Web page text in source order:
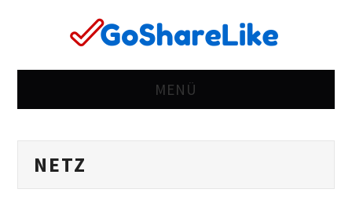
MENÜ
RICHTING
NETZ